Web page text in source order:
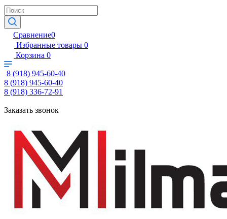
Сравнение0
Избранные товары 0
Корзина 0
8 (918) 945-60-40
8 (918) 945-60-40
8 (918) 336-72-91
Заказать звонок